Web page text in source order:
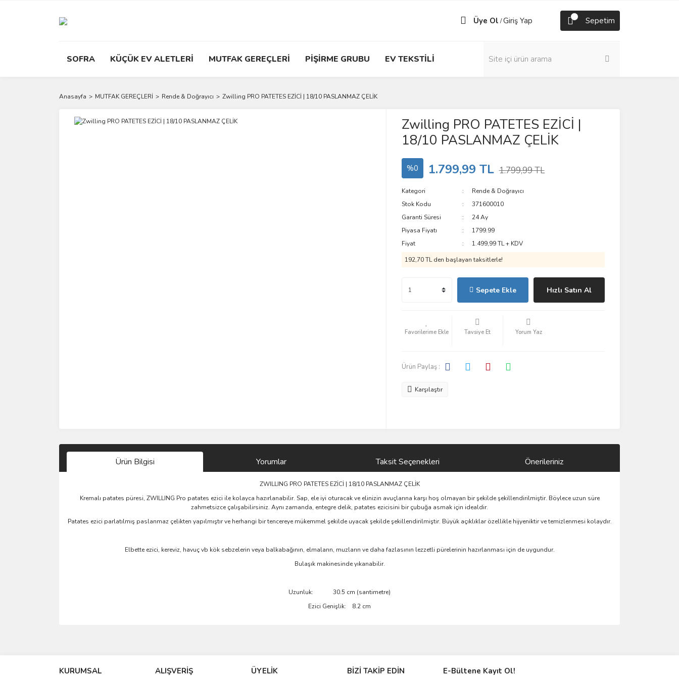
Üye Ol /Giriş Yap Sepetim
SOFRA KÜÇÜK EV ALETLERİ MUTFAK GEREÇLERİ PİŞİRME GRUBU EV TEKSTİLİ
Anasayfa MUTFAK GEREÇLERİ Rende & Doğrayıcı Zwilling PRO PATETES EZİCİ | 18/10 PASLANMAZ ÇELİK
Zwilling PRO PATETES EZİCİ |
18/10 PASLANMAZ ÇELİK
%0 1.799,99 TL 1.799,99 TL
Kategori
Rende & Doğrayıcı
Stok Kodu
371600010
Garanti Süresi
24 Ay
Piyasa Fiyatı
1799.99
Fiyat
1.499,99 TL + KDV
192,70 TL den başlayan taksitlerle!
Sepete Ekle Hızlı Satın Al
Tavsiye Et Yorum Yaz
Ürün Paylaş :
Karşılaştır
Ürün Bilgisi Yorumlar Taksit Seçenekleri Önerileriniz
ZWILLING PRO PATETES EZİCİ | 18/10 PASLANMAZ ÇELİK
Kremalı patates püresi, ZWILLING Pro patates ezici ile kolayca hazırlanabilir. Sap, ele iyi oturacak ve elinizin avuçlarına karşı hoş olmayan bir şekilde şekillendirilmiştir. Böylece uzun süre
zahmetsizce çalışabilirsiniz. Aynı zamanda, entegre delik, patates ezicisini bir çubuğa asmak için idealdir.
Patates ezici parlatılmış paslanmaz çelikten yapılmıştır ve herhangi bir tencereye mükemmel şekilde uyacak şekilde şekillendirilmiştir. Büyük açıklıklar özellikle hijyeniktir ve temizlenmesi kolaydır.
Elbette ezici, kereviz, havuç vb kök sebzelerin veya balkabağının, elmaların, muzların ve daha fazlasının lezzetli pürelerinin hazırlanması için de uygundur.
Bulaşık makinesinde yıkanabilir.
Uzunluk: 30.5 cm (santimetre)
Ezici Genişlik: 8.2 cm
Ürün resmi kalitesiz, bozuk veya görüntülenemiyor.
KURUMSAL ALIŞVERİŞ ÜYELİK BİZİ TAKİP EDİN E-Bültene Kayıt Ol!